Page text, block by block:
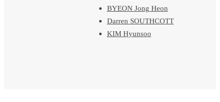
BYEON Jong Heon
Darren SOUTHCOTT
KIM Hyunsoo